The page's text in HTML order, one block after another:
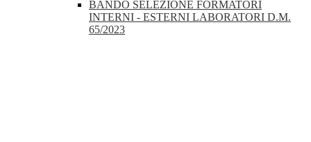
BANDO SELEZIONE FORMATORI
INTERNI - ESTERNI LABORATORI D.M.
65/2023